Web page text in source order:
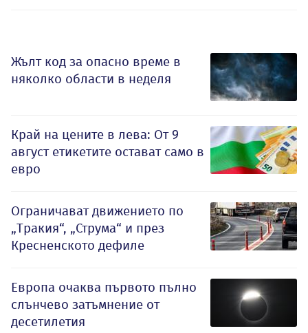
Жълт код за опасно време в
няколко области в неделя
Край на цените в лева: От 9
август етикетите остават само в
евро
Ограничават движението по
„Тракия“, „Струма“ и през
Кресненското дефиле
Европа очаква първото пълно
слънчево затъмнение от
десетилетия